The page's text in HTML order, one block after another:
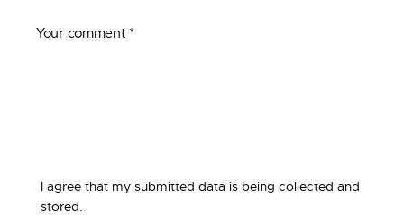
I agree that my submitted data is being collected and
stored.